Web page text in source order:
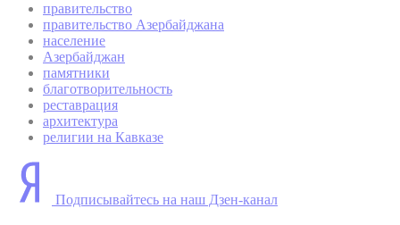
правительство
правительство Азербайджана
население
Азербайджан
памятники
благотворительность
реставрация
архитектура
религии на Кавказе
Подписывайтесь на наш Дзен-канал